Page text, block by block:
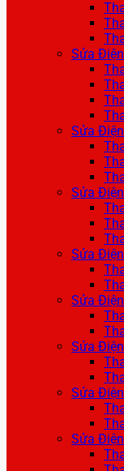
Sửa
Sửa
Sửa
Sửa
Sửa
Sửa
Sửa
Sửa